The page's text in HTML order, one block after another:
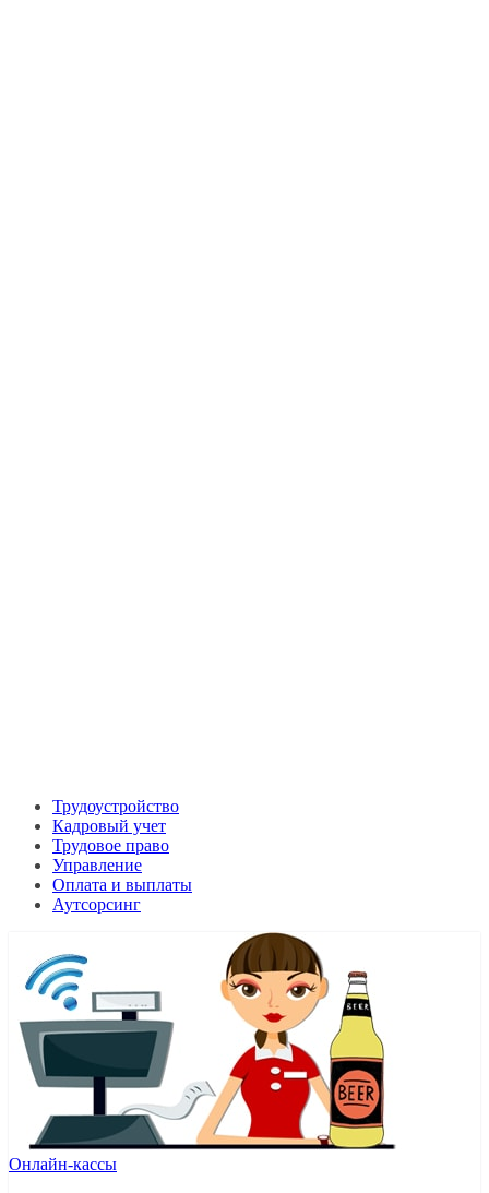
Трудоустройство
Кадровый учет
Трудовое право
Управление
Оплата и выплаты
Аутсорсинг
Онлайн-кассы